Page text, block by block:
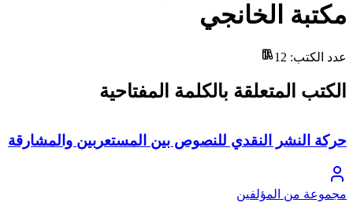
مكتبة الخانجي
عدد الكتب:
12
الكتب المتعلقة بالكلمة المفتاحية
حركة النشر النقدي للنصوص بين المستعربين والمشارقة
مجموعة من المؤلفين